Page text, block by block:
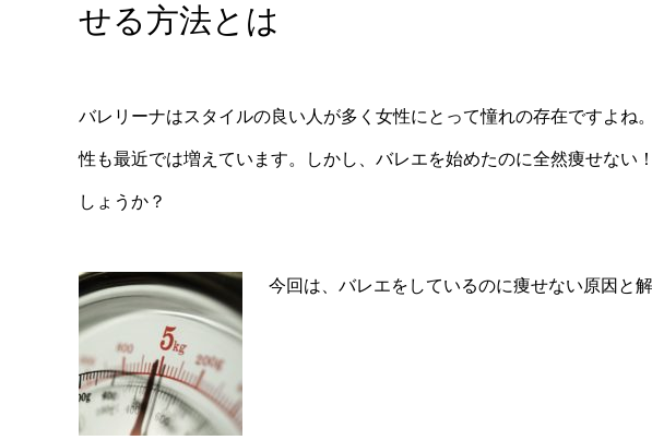
せる方法とは
バレリーナはスタイルの良い人が多く女性にとって憧れの存在ですよね
性も最近では増えています。しかし、バレエを始めたのに全然痩せない
しょうか？
今回は、バレエをしているのに痩せない原因と